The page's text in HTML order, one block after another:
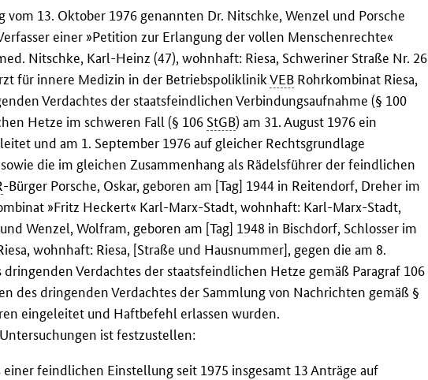
vom 13. Oktober 1976 genannten Dr. Nitschke, Wenzel und Porsche
einer »Petition zur Erlangung der vollen Menschenrechte«
Nitschke, Karl-Heinz (47), wohnhaft: Riesa, Schweriner Straße Nr. 26
für innere Medizin in der BetriebspoliklinikVEB Rohrkombinat Riesa,
Verdachtes der staatsfeindlichen Verbindungsaufnahme (§ 100
Hetze im schweren Fall (§ 106 StGB) am 31. August 1976 ein
und am 1. September 1976 auf gleicher Rechtsgrundlage
die im gleichen Zusammenhang als Rädelsführer der feindlichen
-Bürger Porsche, Oskar, geboren am [Tag] 1944 in Reitendorf, Dreher im
»Fritz Heckert« Karl-Marx-Stadt, wohnhaft: Karl-Marx-Stadt,
Wenzel, Wolfram, geboren am [Tag] 1948 in Bischdorf, Schlosser im
wohnhaft: Riesa, [Straße und Hausnummer], gegen die am 8.
Verdachtes der staatsfeindlichen Hetze gemäß Paragraf 106
des dringenden Verdachtes der Sammlung von Nachrichten gemäß §
eingeleitet und Haftbefehl erlassen wurden.
ist festzustellen:
feindlichen Einstellung seit 1975 insgesamt 13 Anträge auf